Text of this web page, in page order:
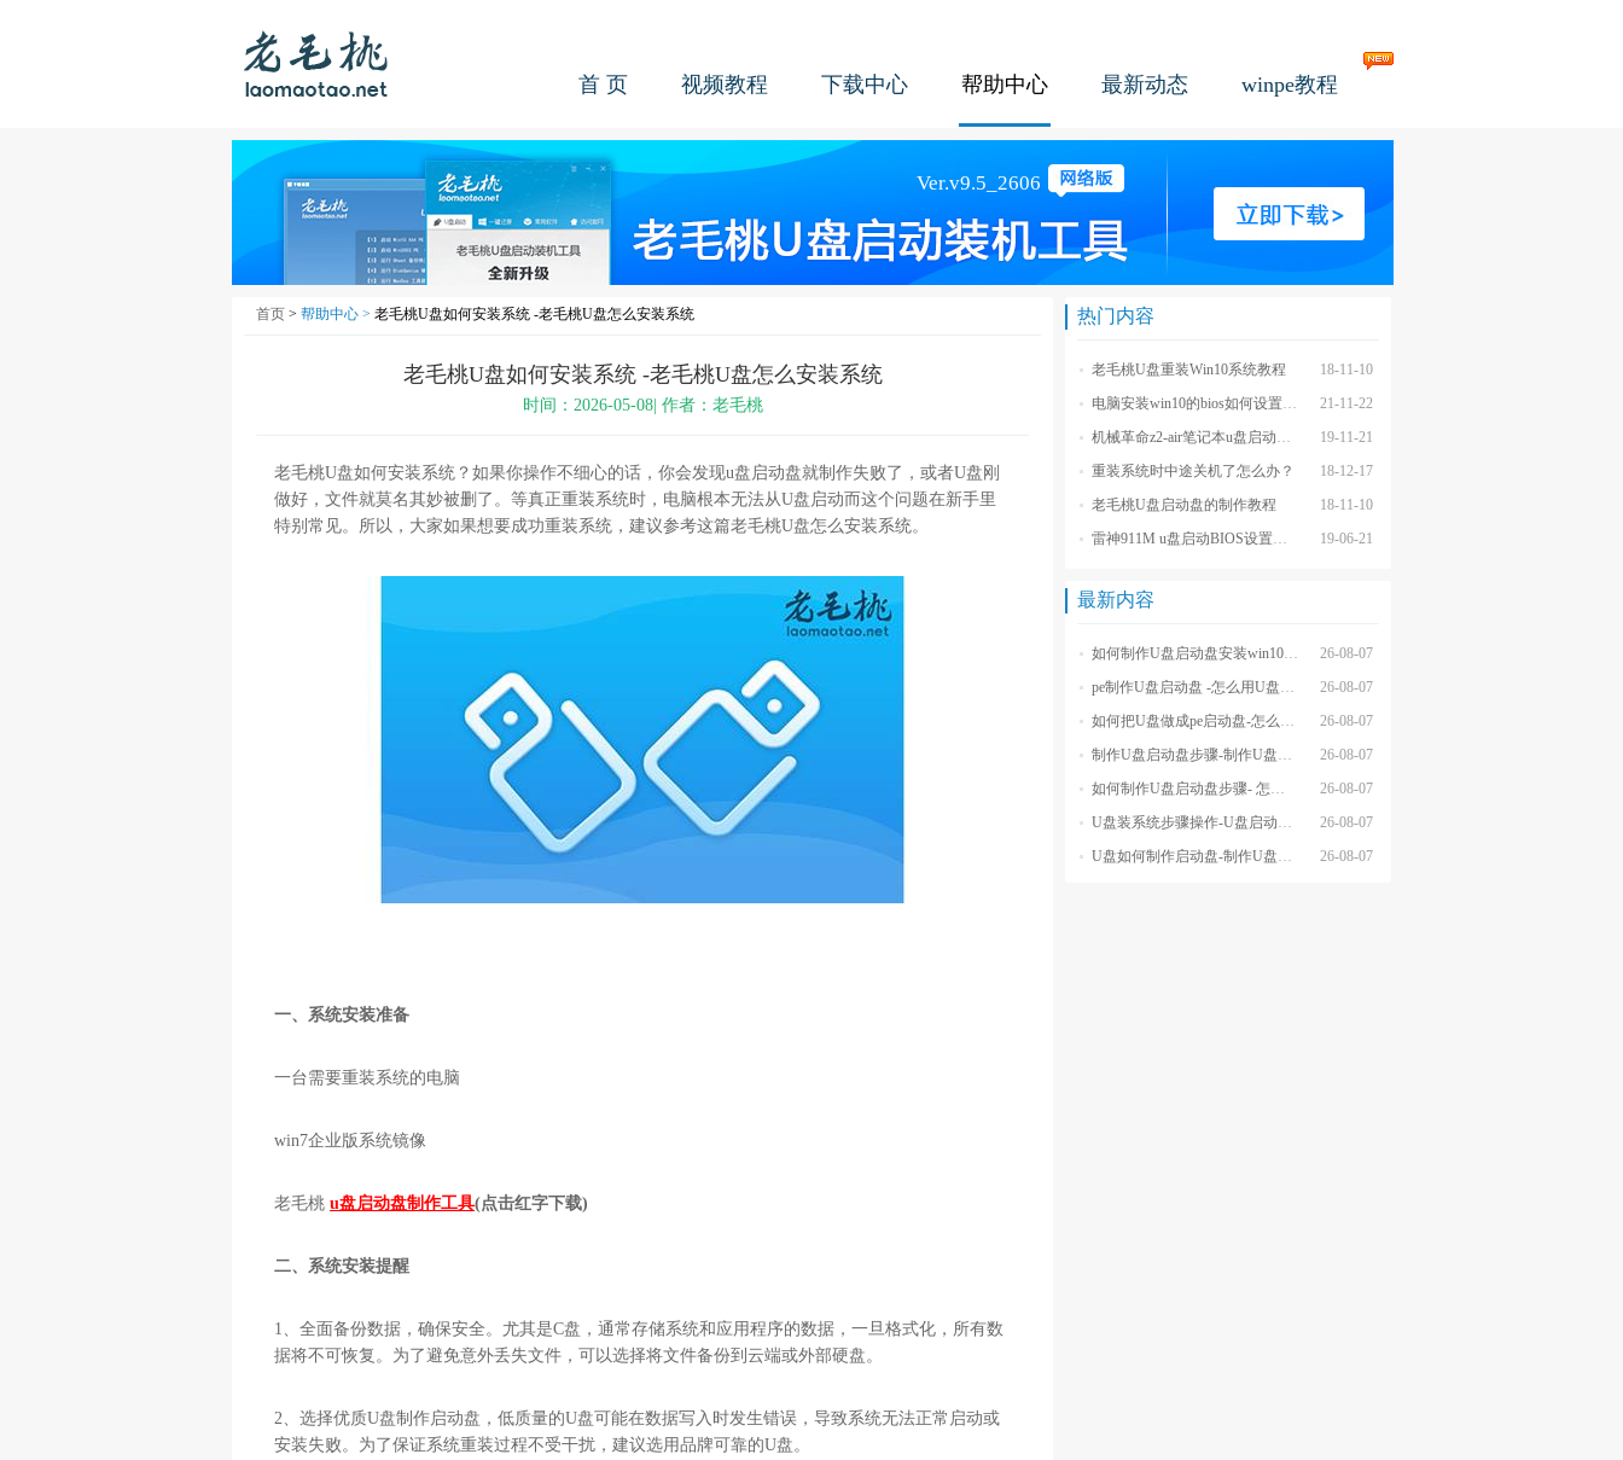
首 页 视频教程 下载中心 帮助中心 最新动态 winpe教程
首页 > 帮助中心 > 老毛桃U盘如何安装系统 -老毛桃U盘怎么安装系统
老毛桃U盘如何安装系统 -老毛桃U盘怎么安装系统
时间：2026-05-08| 作者：老毛桃
老毛桃U盘如何安装系统？如果你操作不细心的话，你会发现u盘启动盘就制作失败了，或者U盘刚
做好，文件就莫名其妙被删了。等真正重装系统时，电脑根本无法从U盘启动而这个问题在新手里
特别常见。所以，大家如果想要成功重装系统，建议参考这篇老毛桃U盘怎么安装系统。
一、系统安装准备
一台需要重装系统的电脑
win7企业版系统镜像
老毛桃 u盘启动盘制作工具(点击红字下载)
二、系统安装提醒
1、全面备份数据，确保安全。尤其是C盘，通常存储系统和应用程序的数据，一旦格式化，所有数
据将不可恢复。为了避免意外丢失文件，可以选择将文件备份到云端或外部硬盘。
2、选择优质U盘制作启动盘，低质量的U盘可能在数据写入时发生错误，导致系统无法正常启动或
安装失败。为了保证系统重装过程不受干扰，建议选用品牌可靠的U盘。
热门内容
18-11-10
老毛桃U盘重装Win10系统教程
21-11-22
电脑安装win10的bios如何设置u盘图文教程
19-11-21
机械革命z2-air笔记本u盘启动BIOS设置教程
18-12-17
重装系统时中途关机了怎么办？
18-11-10
老毛桃U盘启动盘的制作教程
19-06-21
雷神911M u盘启动BIOS设置教程
最新内容
26-08-07
如何制作U盘启动盘安装win10系统-怎么制作U盘启动盘安装win10系
26-08-07
pe制作U盘启动盘 -怎么用U盘制作pe系统启动盘
26-08-07
如何把U盘做成pe启动盘-怎么把U盘做成pe启动盘
26-08-07
制作U盘启动盘步骤-制作U盘启动盘详细方法
26-08-07
如何制作U盘启动盘步骤- 怎么制作U盘启动盘步骤
26-08-07
U盘装系统步骤操作-U盘启动重装系统步骤
26-08-07
U盘如何制作启动盘-制作U盘启动盘重装